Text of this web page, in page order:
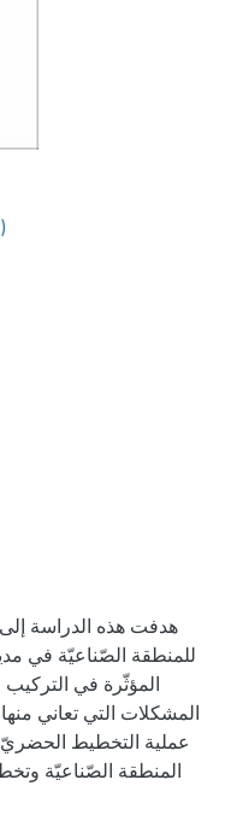
هدفت هذه الدراسة
للمنطقة الصّناعيّة في
المؤثّرة في
المشكلات التي تعاني
عملية التخطيط الحضريّ
المنطقة الصّناعيّة